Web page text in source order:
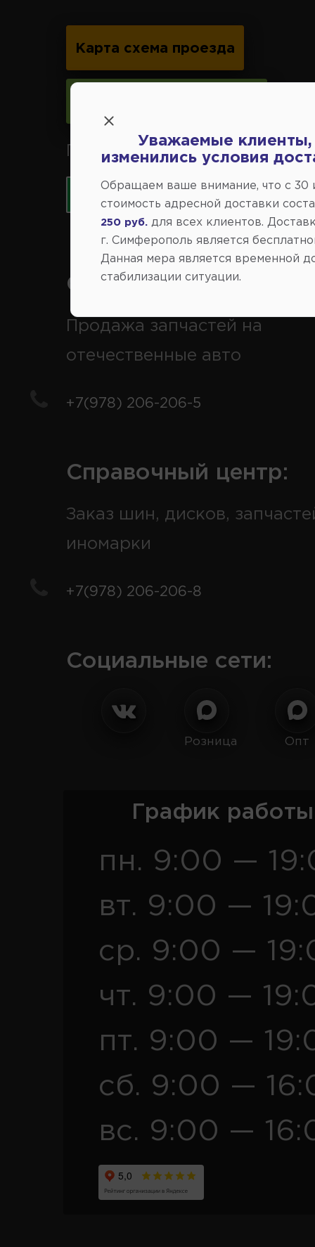
Карта схема проезда
Принимаем к оплате карты
Справочный центр:
Продажа запчастей на
отечественные авто
+7(978) 206-206-5
Справочный центр:
Заказ шин, дисков,
иномарки
+7(978) 206-206-8
Социальные сети:
Розница Опт
График
пн. 9:00 —
вт. 9:00 —
ср. 9:00 —
чт. 9:00 —
пт. 9:00 —
сб. 9:00 —
вс. 9:00 —
Уважаемые клиенты,
изменились условия
Обращаем ваше внимание, что c 30
стоимость адресной доставки
250 руб.
для всех клиентов.
г. Симферополь является
Данная мера является временной
стабилизации ситуации.